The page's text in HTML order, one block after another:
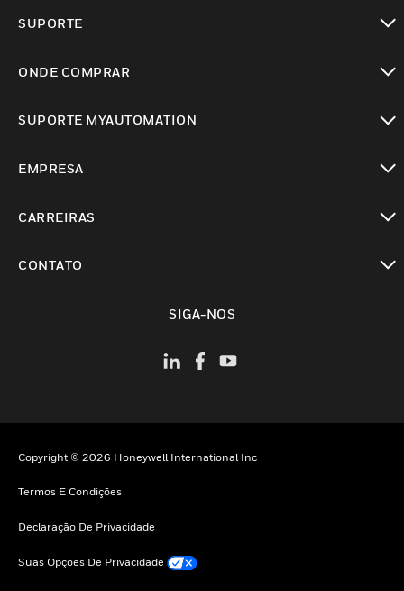
SUPORTE
ONDE COMPRAR
SUPORTE MYAUTOMATION
EMPRESA
CARREIRAS
CONTATO
SIGA-NOS
Copyright © 2026 Honeywell International Inc
Termos E Condições
Declaração De Privacidade
Suas Opções De Privacidade